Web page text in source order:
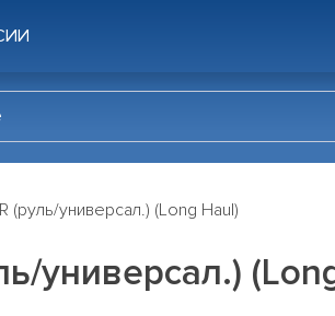
(руль/универсал.) (Long Haul)
универсал.)